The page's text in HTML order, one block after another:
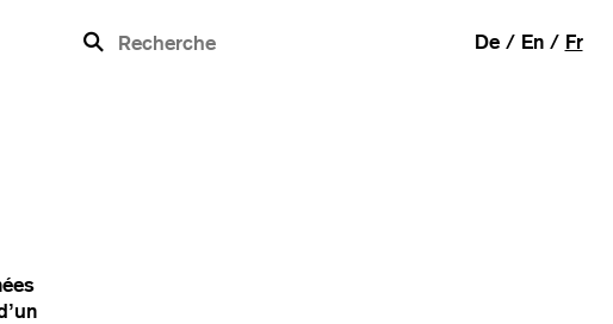
b De En Fr